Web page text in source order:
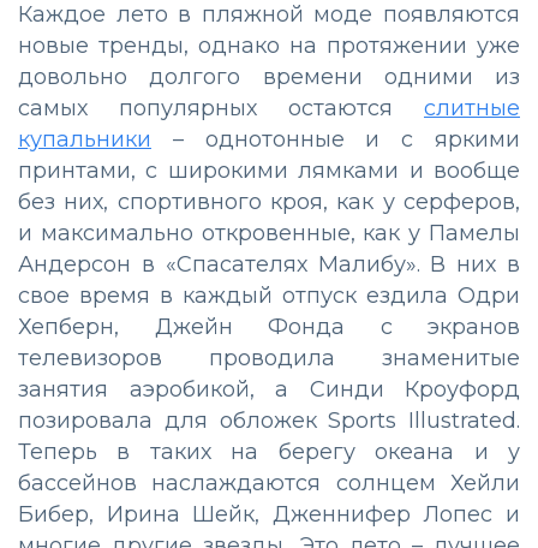
Каждое лето в пляжной моде появляются
новые тренды, однако на протяжении уже
довольно долгого времени одними из
самых популярных остаются слитные
купальники – однотонные и с яркими
принтами, с широкими лямками и вообще
без них, спортивного кроя, как у серферов,
и максимально откровенные, как у Памелы
Андерсон в «Спасателях Малибу». В них в
свое время в каждый отпуск ездила Одри
Хепберн, Джейн Фонда с экранов
телевизоров проводила знаменитые
занятия аэробикой, а Синди Кроуфорд
позировала для обложек Sports Illustrated.
Теперь в таких на берегу океана и у
бассейнов наслаждаются солнцем Хейли
Бибер, Ирина Шейк, Дженнифер Лопес и